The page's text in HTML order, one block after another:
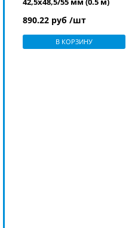
890.22 руб /шт
В КОРЗИНУ